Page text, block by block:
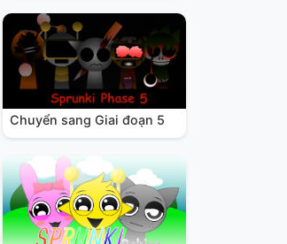
Chuyển sang Giai đoạn 5